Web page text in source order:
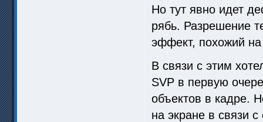
Но тут явно идет
рябь. Разрешение
эффект, похожий
В связи с этим
SVP в первую
объектов в кадре.
на экране в связи